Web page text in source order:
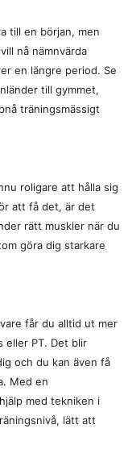
till en början, men
nå nämnvärda
en längre period. Se
till gymmet,
träningsmässigt
roligare att hålla sig
att få det, är det
rätt muskler när du
göra dig starkare
får du alltid ut mer
eller PT. Det blir
och du kan även få
Med en
med tekniken i
lätt att